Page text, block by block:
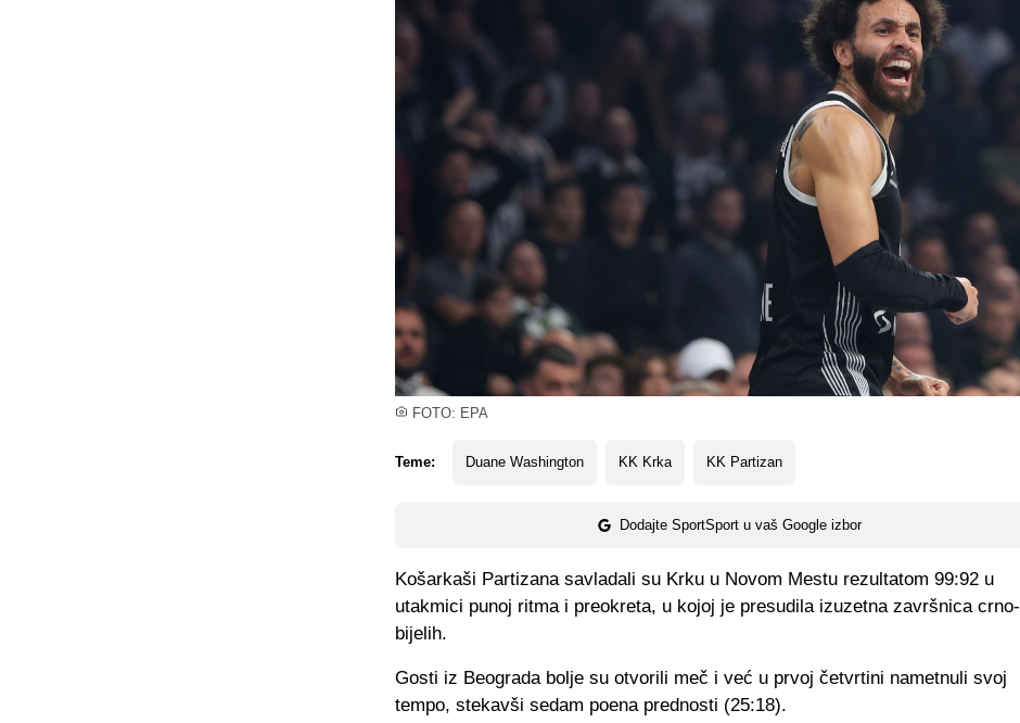
FOTO: EPA
Teme: Duane Washington KK Krka KK Partizan
Dodajte SportSport u vaš Google izbor
Košarkaši Partizana savladali su Krku u Novom Mestu rezultatom 99:92 u
utakmici punoj ritma i preokreta, u kojoj je presudila izuzetna završnica crno-
bijelih.
Gosti iz Beograda bolje su otvorili meč i već u prvoj četvrtini nametnuli svoj
tempo, stekavši sedam poena prednosti (25:18).